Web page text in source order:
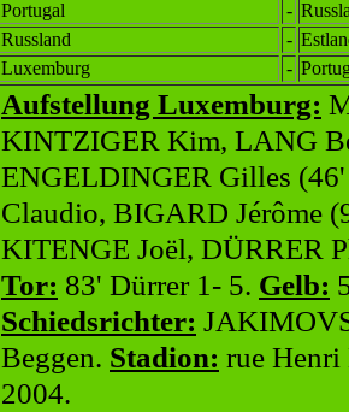
Portugal
-
Russland
-
Luxemburg
-
Aufstellung Luxemburg:
KINTZIGER Kim, LANG
ENGELDINGER Gilles
Claudio, BIGARD Jérôme
KITENGE Joël, DÜRRER
Tor: 83' Dürrer 1- 5. Gelb:
Schiedsrichter:
Beggen. Stadion: rue
2004.